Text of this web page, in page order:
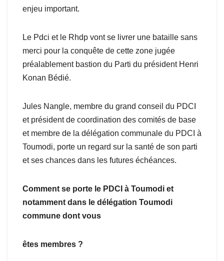
enjeu important.
Le Pdci et le Rhdp vont se livrer une bataille sans
merci pour la conquête de cette zone jugée
préalablement bastion du Parti du président Henri
Konan Bédié.
Jules Nangle, membre du grand conseil du PDCI
et président de coordination des comités de base
et membre de la délégation communale du PDCI à
Toumodi, porte un regard sur la santé de son parti
et ses chances dans les futures échéances.
Comment se porte le PDCI à Toumodi et
notamment dans le délégation Toumodi
commune dont vous
êtes membres ?